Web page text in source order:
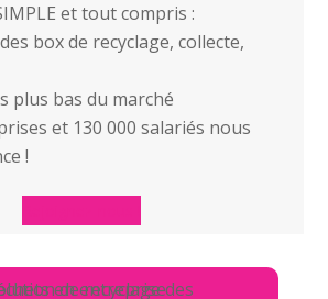
et tout compris :
box de recyclage, collecte,
plus bas du marché
et 130 000 salariés nous
!